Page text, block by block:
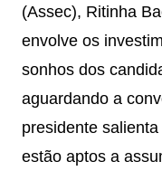
(Assec), Ritinha
envolve os
sonhos dos
aguardando a
presidente
estão aptos a